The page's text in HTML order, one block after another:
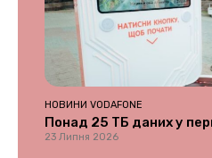
НОВИНИ VODAFONE
Понад 25 ТБ даних у
23 Липня 2026